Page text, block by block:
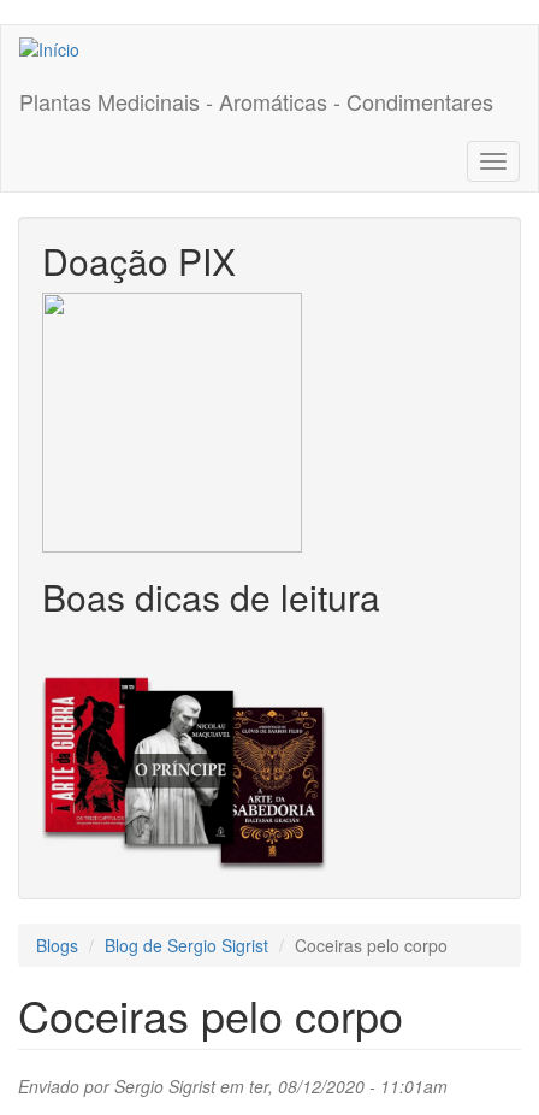
Pular
para
conteúdo
Plantas Medicinais - Aromáticas - Condimentares
Doação PIX
Boas dicas de leitura
Blogs Blog de Sergio Sigrist Coceiras pelo corpo
Coceiras pelo corpo
Enviado porSergio Sigristem ter, 08/12/2020 - 11:01am